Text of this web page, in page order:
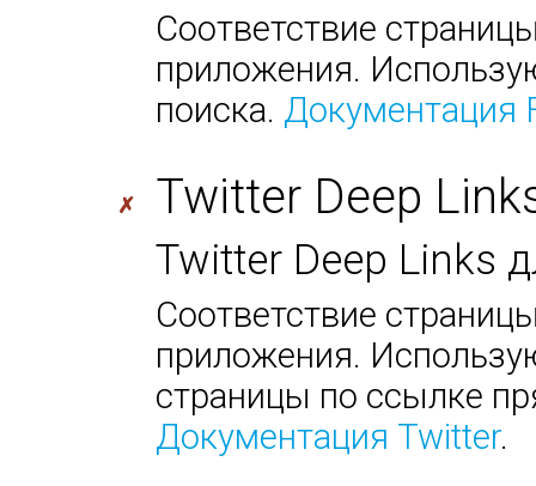
Соответствие
приложения.
поиска. Документация
✗ Twitter Deep
Twitter Deep Links
Соответствие
приложения.
страницы по ссылке
Документация Twitter.